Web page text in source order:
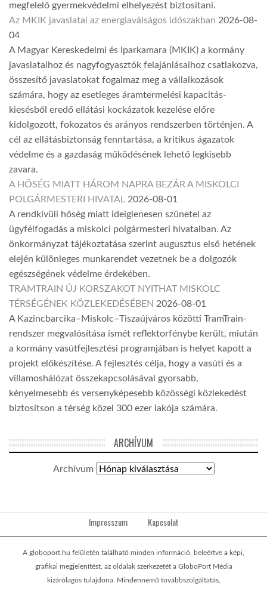
megfelelő gyermekvédelmi elhelyezést biztosítani.
Az MKIK javaslatai az energiaválságos időszakban 2026-08-
04
A Magyar Kereskedelmi és Iparkamara (MKIK) a kormány
javaslataihoz és nagyfogyasztók felajánlásaihoz csatlakozva,
összesítő javaslatokat fogalmaz meg a vállalkozások
számára, hogy az esetleges áramtermelési kapacitás-
kiesésből eredő ellátási kockázatok kezelése előre
kidolgozott, fokozatos és arányos rendszerben történjen. A
cél az ellátásbiztonság fenntartása, a kritikus ágazatok
védelme és a gazdaság működésének lehető legkisebb
zavara.
A HŐSÉG MIATT HÁROM NAPRA BEZÁR A MISKOLCI
POLGÁRMESTERI HIVATAL 2026-08-01
A rendkívüli hőség miatt ideiglenesen szünetel az
ügyfélfogadás a miskolci polgármesteri hivatalban. Az
önkormányzat tájékoztatása szerint augusztus első hetének
elején különleges munkarendet vezetnek be a dolgozók
egészségének védelme érdekében.
TRAMTRAIN ÚJ KORSZAKOT NYITHAT MISKOLC
TÉRSÉGÉNEK KÖZLEKEDÉSÉBEN 2026-08-01
A Kazincbarcika–Miskolc–Tiszaújváros közötti TramTrain-
rendszer megvalósítása ismét reflektorfénybe került, miután
a kormány vasútfejlesztési programjában is helyet kapott a
projekt előkészítése. A fejlesztés célja, hogy a vasúti és a
villamoshálózat összekapcsolásával gyorsabb,
kényelmesebb és versenyképesebb közösségi közlekedést
biztosítson a térség közel 300 ezer lakója számára.
ARCHÍVUM
Archívum
Impresszum Kapcsolat
A globoport.hu felületén található minden információ, beleértve a képi,
grafikai megjelenítést, az oldalak szerkezetét a GloboPort Média
kizárólagos tulajdona. Mindennemű továbbszolgáltatás,